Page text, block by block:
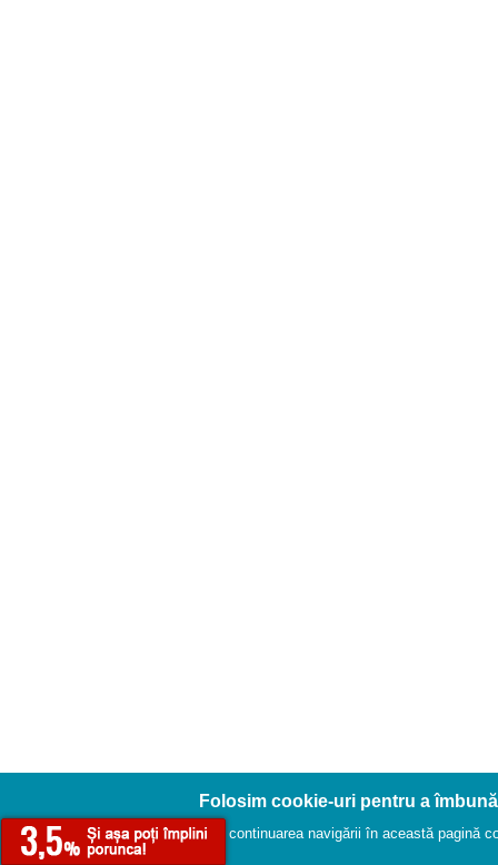
Folosim cookie-uri pentru a
Prin continuarea navigării în această pagină